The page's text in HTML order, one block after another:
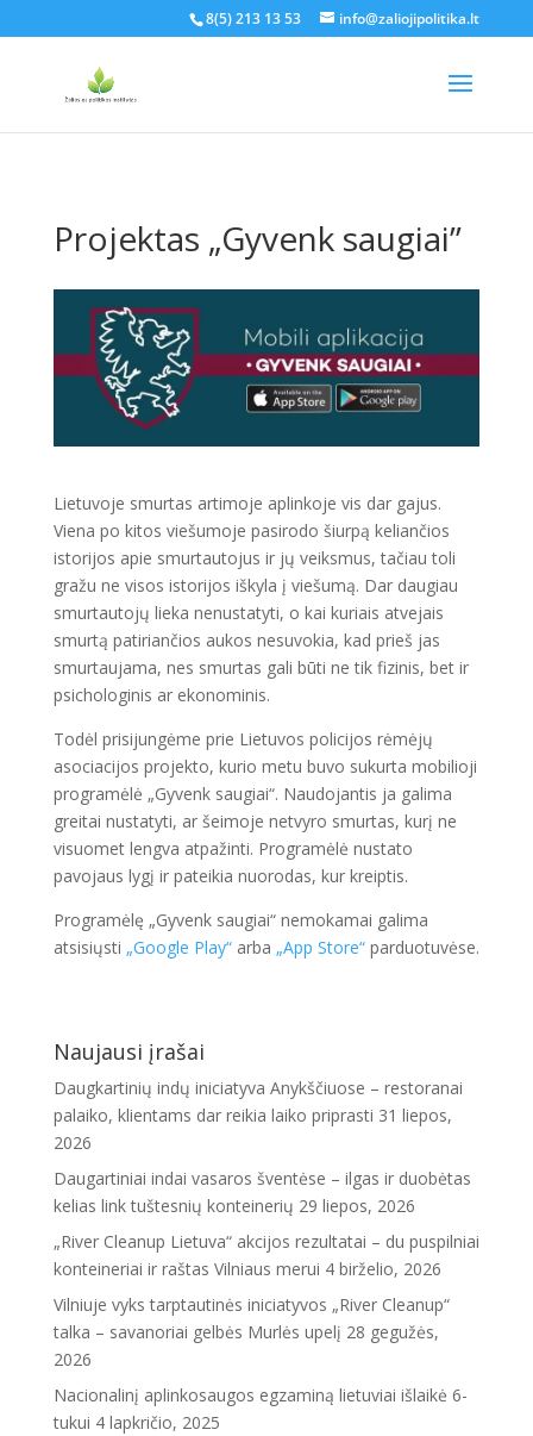
8(5) 213 13 53 info@zaliojipolitika.lt
Projektas „Gyvenk saugiai”
Lietuvoje smurtas artimoje aplinkoje vis dar gajus.
Viena po kitos viešumoje pasirodo šiurpą keliančios
istorijos apie smurtautojus ir jų veiksmus, tačiau toli
gražu ne visos istorijos iškyla į viešumą. Dar daugiau
smurtautojų lieka nenustatyti, o kai kuriais atvejais
smurtą patiriančios aukos nesuvokia, kad prieš jas
smurtaujama, nes smurtas gali būti ne tik fizinis, bet ir
psichologinis ar ekonominis.
Todėl prisijungėme prie Lietuvos policijos rėmėjų
asociacijos projekto, kurio metu buvo sukurta mobilioji
programėlė „Gyvenk saugiai“. Naudojantis ja galima
greitai nustatyti, ar šeimoje netvyro smurtas, kurį ne
visuomet lengva atpažinti. Programėlė nustato
pavojaus lygį ir pateikia nuorodas, kur kreiptis.
Programėlę „Gyvenk saugiai“ nemokamai galima
atsisiųsti „Google Play“arba „App Store“parduotuvėse.
Naujausi įrašai
Daugkartinių indų iniciatyva Anykščiuose – restoranai
palaiko, klientams dar reikia laiko priprasti 31 liepos,
2026
Daugartiniai indai vasaros šventėse – ilgas ir duobėtas
kelias link tuštesnių konteinerių 29 liepos, 2026
„River Cleanup Lietuva“ akcijos rezultatai – du puspilniai
konteineriai ir raštas Vilniaus merui 4 birželio, 2026
Vilniuje vyks tarptautinės iniciatyvos „River Cleanup“
talka – savanoriai gelbės Murlės upelį 28 gegužės,
2026
Nacionalinį aplinkosaugos egzaminą lietuviai išlaikė 6-
tukui 4 lapkričio, 2025